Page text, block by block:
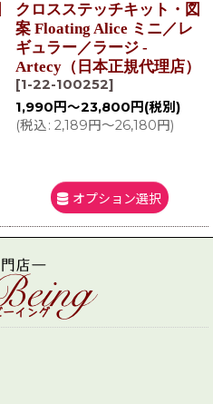
クロスステッチキット・図
案 Floating Alice ミニ／レ
ギュラー／ラージ -
Artecy（日本正規代理店）
[1-22-100252]
1,990 円～23,800 円 (税別)
(税込: 2,189円～26,180円)
オプション選択